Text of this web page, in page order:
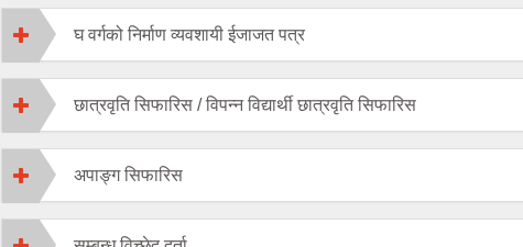
घ वर्गको निर्माण व्यवशायी ईजाजत पत्र
छात्रवृति सिफारिस / विपन्न विद्यार्थी छात्रवृति सिफारिस
अपाङ्ग सिफारिस